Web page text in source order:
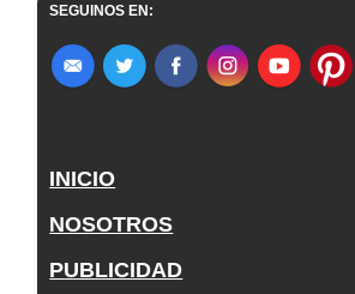
SEGUINOS EN:
INICIO
NOSOTROS
PUBLICIDAD